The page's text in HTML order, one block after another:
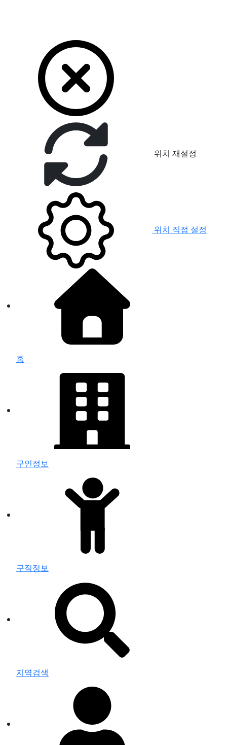
위치 재설정
위치 직접 설정
홈
구인정보
구직정보
지역검색